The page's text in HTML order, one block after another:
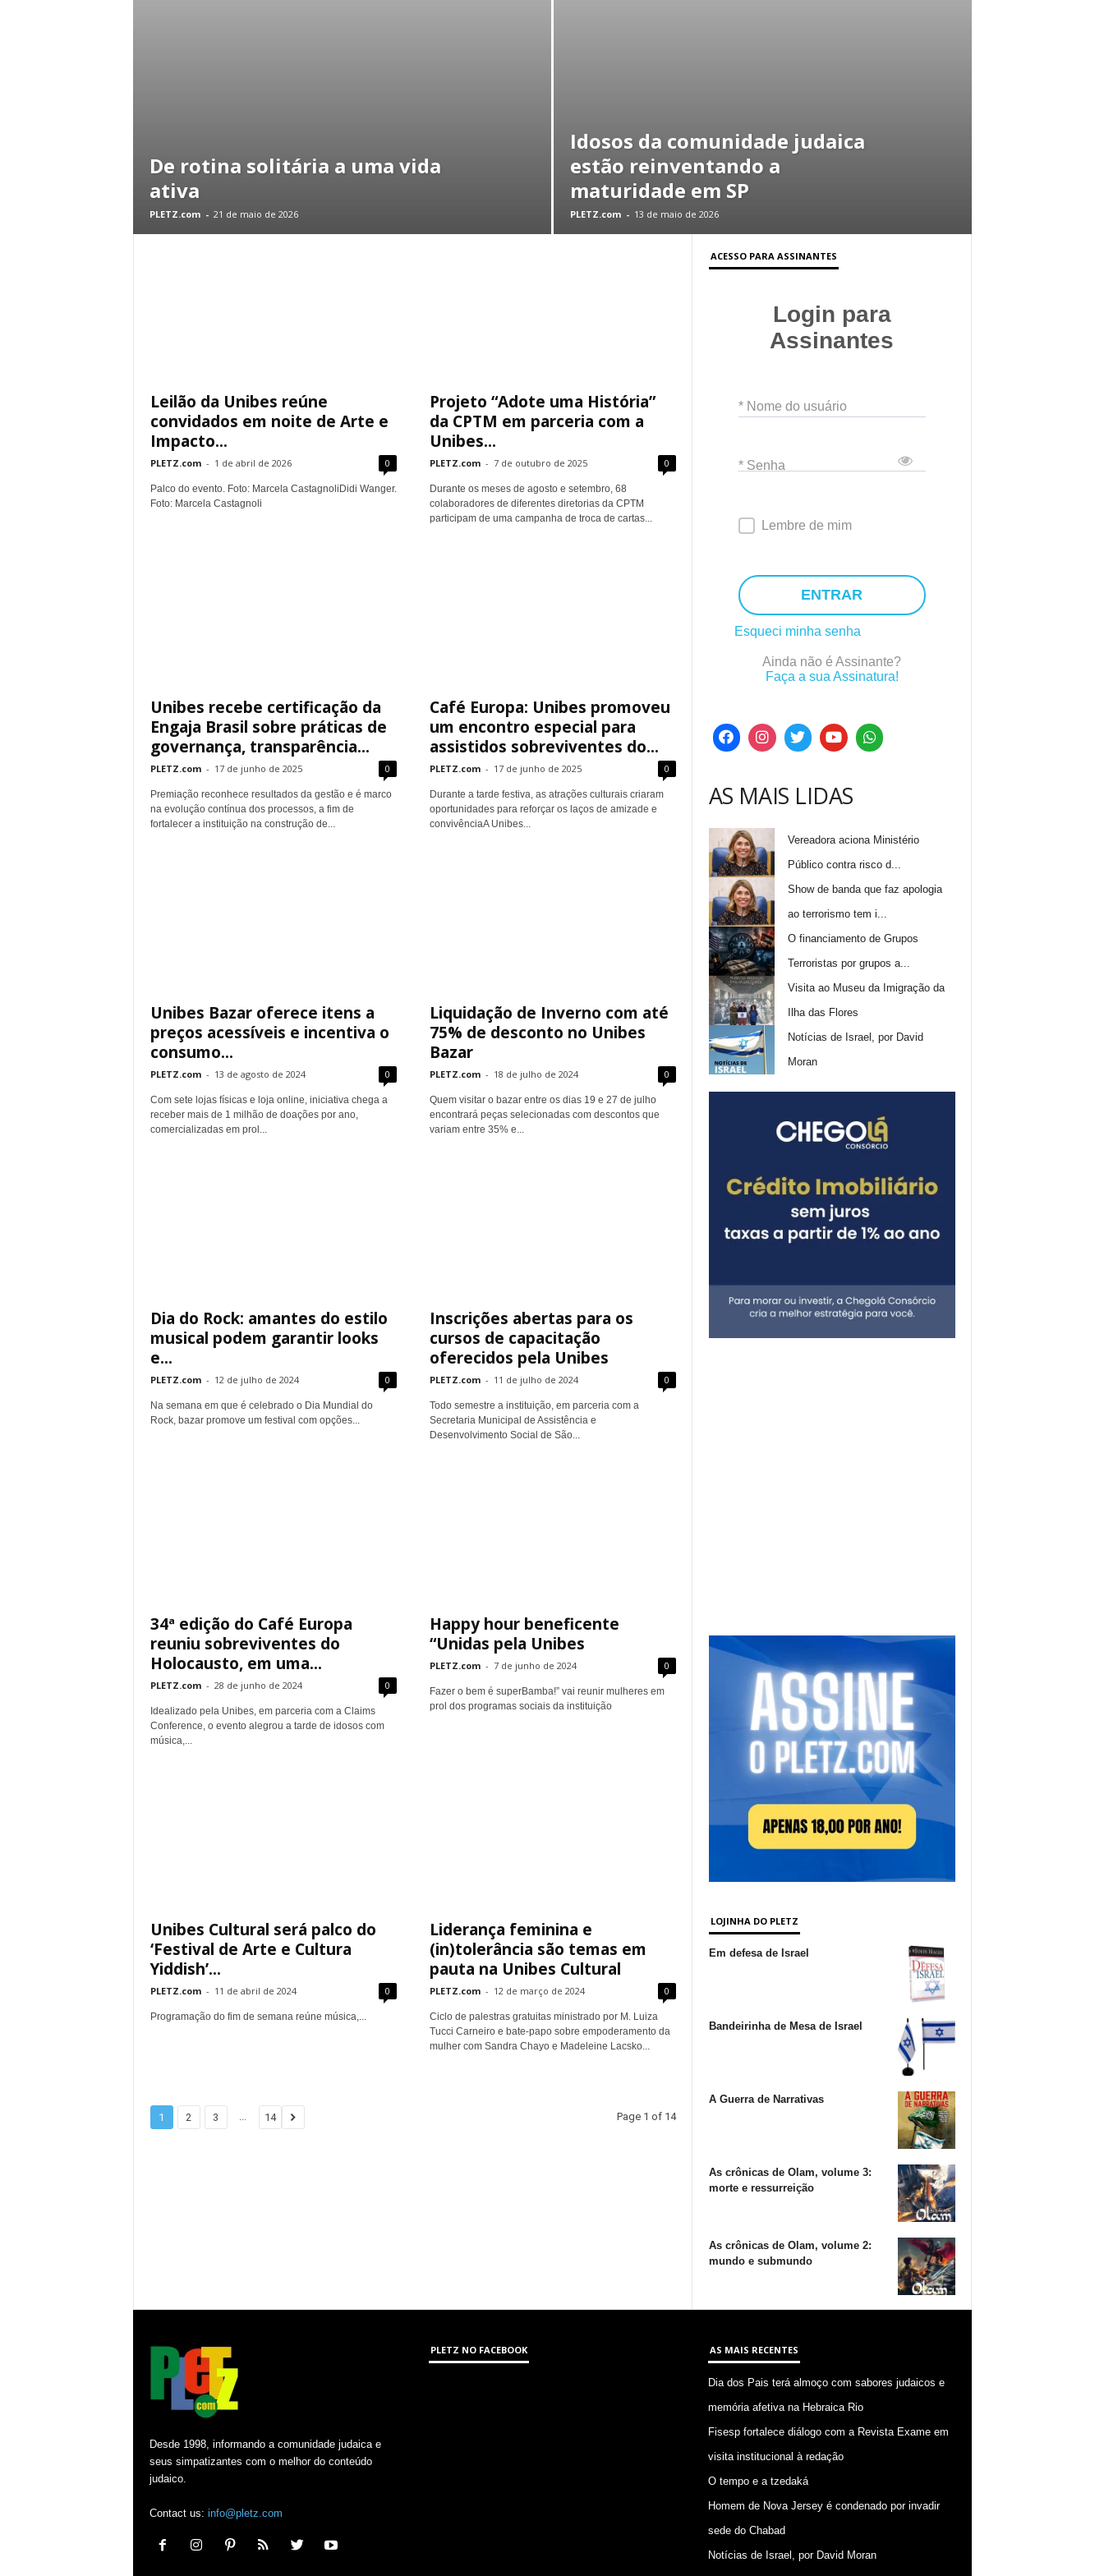
De rotina solitária a uma vida
ativa
PLETZ.com - 21 de maio de 2026
Idosos da comunidade judaica
estão reinventando a
maturidade em SP
PLETZ.com - 13 de maio de 2026
Leilão da Unibes reúne
convidados em noite de Arte e
Impacto...
PLETZ.com - 1 de abril de 2026 0
Palco do evento. Foto: Marcela CastagnoliDidi Wanger.
Foto: Marcela Castagnoli
Projeto “Adote uma História”
da CPTM em parceria com a
Unibes...
PLETZ.com - 7 de outubro de 2025 0
Durante os meses de agosto e setembro, 68
colaboradores de diferentes diretorias da CPTM
participam de uma campanha de troca de cartas...
Unibes recebe certificação da
Engaja Brasil sobre práticas de
governança, transparência...
PLETZ.com - 17 de junho de 2025 0
Premiação reconhece resultados da gestão e é marco
na evolução contínua dos processos, a fim de
fortalecer a instituição na construção de...
Café Europa: Unibes promoveu
um encontro especial para
assistidos sobreviventes do...
PLETZ.com - 17 de junho de 2025 0
Durante a tarde festiva, as atrações culturais criaram
oportunidades para reforçar os laços de amizade e
convivênciaA Unibes...
Unibes Bazar oferece itens a
preços acessíveis e incentiva o
consumo...
PLETZ.com - 13 de agosto de 2024 0
Com sete lojas físicas e loja online, iniciativa chega a
receber mais de 1 milhão de doações por ano,
comercializadas em prol...
Liquidação de Inverno com até
75% de desconto no Unibes
Bazar
PLETZ.com - 18 de julho de 2024 0
Quem visitar o bazar entre os dias 19 e 27 de julho
encontrará peças selecionadas com descontos que
variam entre 35% e...
Dia do Rock: amantes do estilo
musical podem garantir looks
e...
PLETZ.com - 12 de julho de 2024 0
Na semana em que é celebrado o Dia Mundial do
Rock, bazar promove um festival com opções...
Inscrições abertas para os
cursos de capacitação
oferecidos pela Unibes
PLETZ.com - 11 de julho de 2024 0
Todo semestre a instituição, em parceria com a
Secretaria Municipal de Assistência e
Desenvolvimento Social de São...
34ª edição do Café Europa
reuniu sobreviventes do
Holocausto, em uma...
PLETZ.com - 28 de junho de 2024 0
Idealizado pela Unibes, em parceria com a Claims
Conference, o evento alegrou a tarde de idosos com
música,...
Happy hour beneficente
“Unidas pela Unibes
PLETZ.com - 7 de junho de 2024 0
Fazer o bem é superBamba!” vai reunir mulheres em
prol dos programas sociais da instituição
Unibes Cultural será palco do
‘Festival de Arte e Cultura
Yiddish’...
PLETZ.com - 11 de abril de 2024 0
Programação do fim de semana reúne música,...
Liderança feminina e
(in)tolerância são temas em
pauta na Unibes Cultural
PLETZ.com - 12 de março de 2024 0
Ciclo de palestras gratuitas ministrado por M. Luiza
Tucci Carneiro e bate-papo sobre empoderamento da
mulher com Sandra Chayo e Madeleine Lacsko...
1 2 3 ... 14 Page 1 of 14
ACESSO PARA ASSINANTES
Login para
Assinantes
* Nome do usuário
* Senha
Lembre de mim
ENTRAR
Esqueci minha senha
Ainda não é Assinante?
Faça a sua Assinatura!
AS MAIS LIDAS
Vereadora aciona Ministério
Público contra risco d...
Show de banda que faz apologia
ao terrorismo tem i...
O financiamento de Grupos
Terroristas por grupos a...
Visita ao Museu da Imigração da
Ilha das Flores
Notícias de Israel, por David
Moran
LOJINHA DO PLETZ
Em defesa de Israel
Bandeirinha de Mesa de Israel
A Guerra de Narrativas
As crônicas de Olam, volume 3:
morte e ressurreição
As crônicas de Olam, volume 2:
mundo e submundo
Desde 1998, informando a comunidade judaica e
seus simpatizantes com o melhor do conteúdo
judaico.
Contact us: info@pletz.com
PLETZ NO FACEBOOK AS MAIS RECENTES
Dia dos Pais terá almoço com sabores judaicos e
memória afetiva na Hebraica Rio
Fisesp fortalece diálogo com a Revista Exame em
visita institucional à redação
O tempo e a tzedaká
Homem de Nova Jersey é condenado por invadir
sede do Chabad
Notícias de Israel, por David Moran